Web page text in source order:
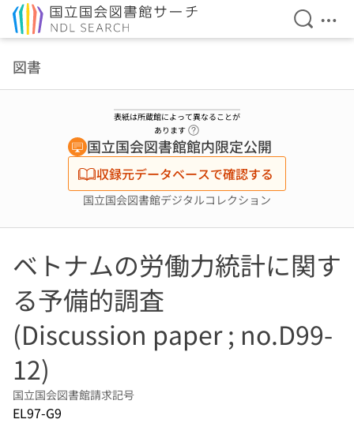
検索を
メ
図書
表紙は所蔵館によって異なることが
あります
国立国会図書館館内限定公開
収録元データベースで確認する
国立国会図書館デジタルコレクション
ベトナムの労働力統計に関す
る予備的調査
(Discussion paper ; no.D99-
12)
国立国会図書館請求記号
EL97-G9